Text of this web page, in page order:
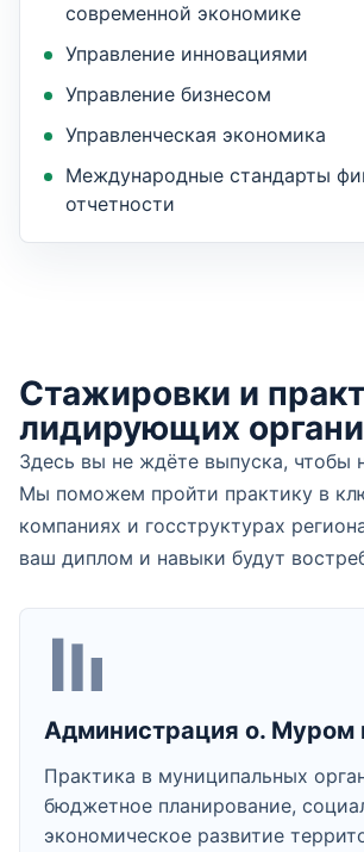
современной экономике
Управление инновациями
Управление бизнесом
Управленческая экономика
Международные стандарты
отчетности
Стажировки и
лидирующих
Здесь вы не ждёте выпуска, чтобы
Мы поможем пройти практику в
компаниях и госструктурах
ваш диплом и навыки будут
Администрация о. Муром
Практика в муниципальных
бюджетное планирование,
экономическое развитие